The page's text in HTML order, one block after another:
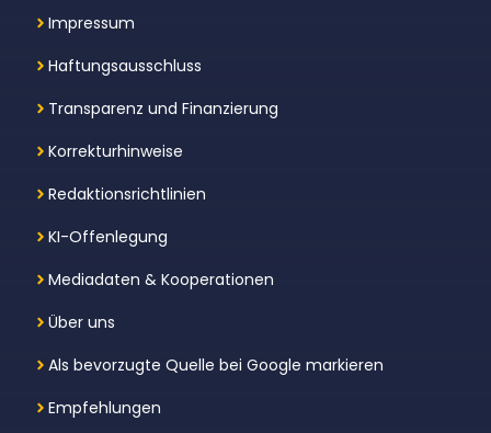
Impressum
Haftungsausschluss
Transparenz und Finanzierung
Korrekturhinweise
Redaktionsrichtlinien
KI-Offenlegung
Mediadaten & Kooperationen
Über uns
Als bevorzugte Quelle bei Google markieren
Empfehlungen